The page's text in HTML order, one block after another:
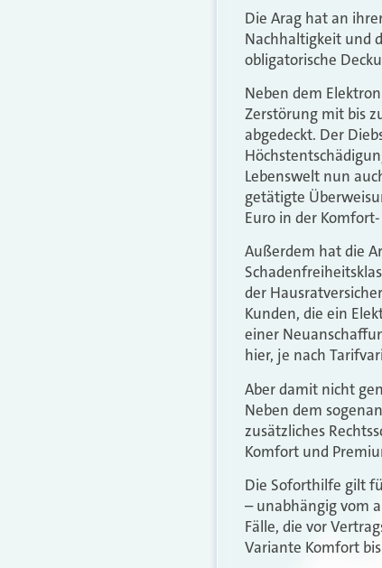
Die Arag hat an
Nachhaltigkeit und
obligatorische
Neben dem
Zerstörung mit bis
abgedeckt. Der
Lebenswelt nun
getätigte
Euro in der
Außerdem hat die
der
Kunden, die ein
einer
hier, je nach
Aber damit nicht
Neben dem
zusätzliches
Komfort und
Die Soforthilfe gilt
– unabhängig vom
Fälle, die vor
Variante Komfort